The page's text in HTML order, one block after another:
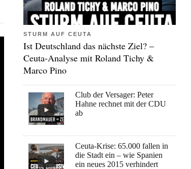
STURM AUF CEUTA
Ist Deutschland das nächste Ziel? –
Ceuta-Analyse mit Roland Tichy &
Marco Pino
Club der Versager: Peter
Hahne rechnet mit der CDU
ab
Ceuta-Krise: 65.000 fallen in
die Stadt ein – wie Spanien
ein neues 2015 verhindert